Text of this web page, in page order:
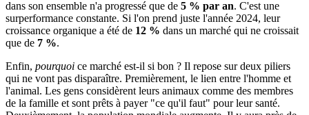
dans son ensemble n'a progressé que de 5 % par an. C'est une
surperformance constante. Si l'on prend juste l'année 2024, leur
croissance organique a été de 12 % dans un marché qui ne croissait
que de 7 %.
Enfin, pourquoi ce marché est-il si bon ? Il repose sur deux piliers
qui ne vont pas disparaître. Premièrement, le lien entre l'homme et
l'animal. Les gens considèrent leurs animaux comme des membres
de la famille et sont prêts à payer "ce qu'il faut" pour leur santé.